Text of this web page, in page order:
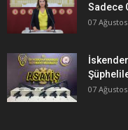
Sadece
07
07